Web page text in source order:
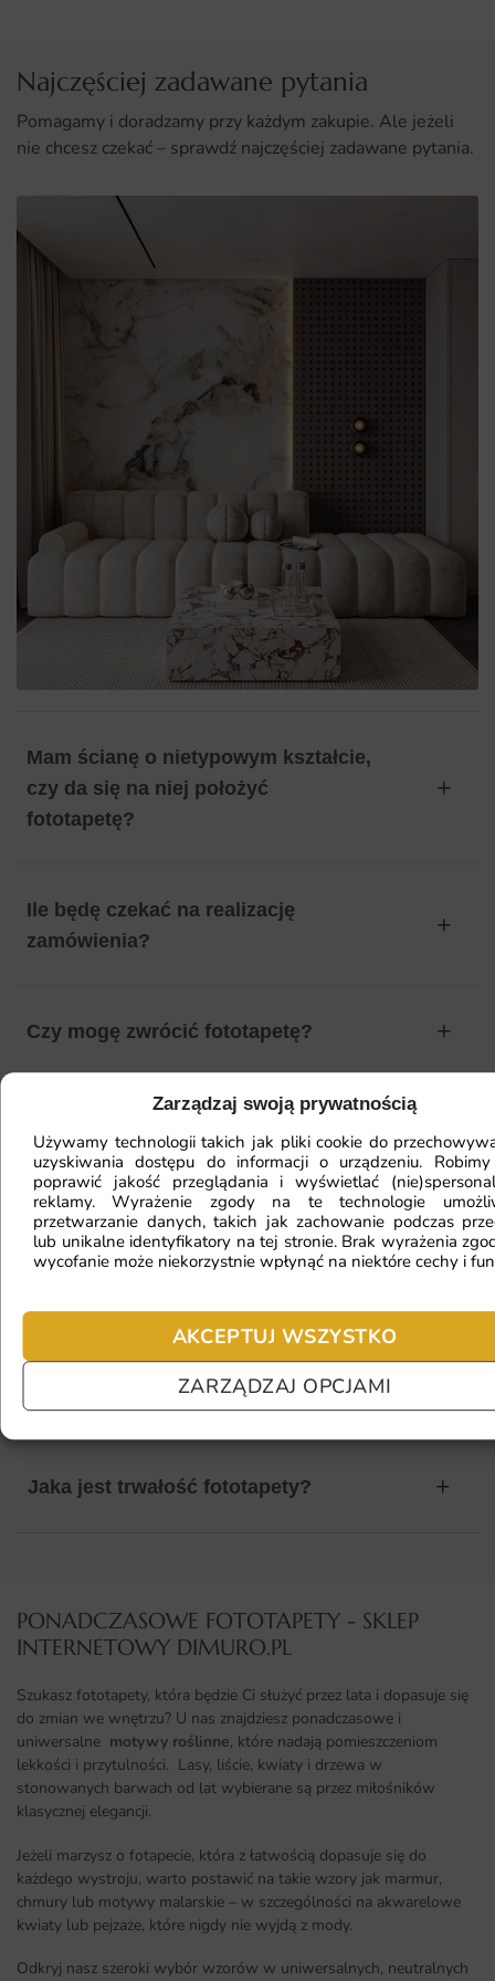
Zarządzaj swoją prywatnością
Używamy technologii takich jak pliki cookie do
uzyskiwania dostępu do informacji o urządzeniu.
poprawić jakość przeglądania i wyświetlać
reklamy. Wyrażenie zgody na te technologie
przetwarzanie danych, takich jak zachowanie podczas
lub unikalne identyfikatory na tej stronie. Brak wyrażenia
wycofanie może niekorzystnie wpłynąć na niektóre cechy i
AKCEPTUJ WSZYSTKO
ZARZĄDZAJ OPCJAMI
Najczęściej zadawane pytania
Pomagamy i doradzamy przy każdym zakupie. Ale jeżeli
nie chcesz czekać – sprawdź najczęściej zadawane pytania.
Mam ścianę o nietypowym kształcie,
czy da się na niej położyć
fototapetę?
Ile będę czekać na realizację
zamówienia?
Czy mogę zwrócić fototapetę?
przygotować ścianę?
Fototapeta ma inny kolor na telefonie
a inny na komputerze. Jak sprawdzić
kolor?
Jaki materiał wybrać?
Jaka jest trwałość fototapety?
PONADCZASOWE FOTOTAPETY - SKLEP
INTERNETOWY DIMURO.PL​
Szukasz fototapety, która będzie Ci służyć przez lata i dopasuje się
do zmian we wnętrzu? U nas znajdziesz ponadczasowe i
uniwersalne motywy roślinne, które nadają pomieszczeniom
lekkości i przytulności. Lasy, liście, kwiaty i drzewa w
stonowanych barwach od lat wybierane są przez miłośników
klasycznej elegancji.
Jeżeli marzysz o fotapecie, która z łatwością dopasuje się do
każdego wystroju, warto postawić na takie wzory jak marmur,
chmury lub motywy malarskie – w szczególności na akwarelowe
kwiaty lub pejzaże, które nigdy nie wyjdą z mody.
Odkryj nasz szeroki wybór wzorów w uniwersalnych, neutralnych